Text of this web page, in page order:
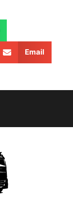
Email